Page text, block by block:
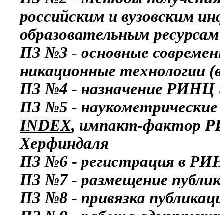
российским и вузовским
образовательным ресурсам
ПЗ №3 - основные
никационные технологии
ПЗ №4 - назначение РИНЦ
ПЗ №5 -
INDEX, импакт-фактор
Херфиндаля
ПЗ №6 - регистрация в
ПЗ №7 - размещение
ПЗ №8 - привязка